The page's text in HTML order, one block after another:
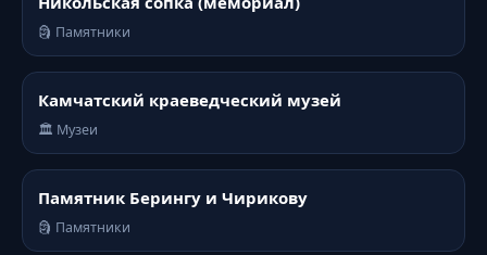
🗿 Памятники
Камчатский краеведческий музей
🏛️ Музеи
Памятник Берингу и Чирикову
🗿 Памятники